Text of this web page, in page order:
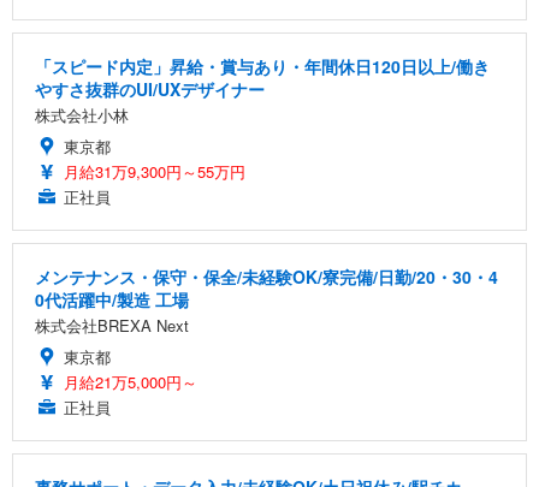
「スピード内定」昇給・賞与あり・年間休日120日以上/働き
やすさ抜群のUI/UXデザイナー
株式会社小林
東京都
月給31万9,300円～55万円
正社員
メンテナンス・保守・保全/未経験OK/寮完備/日勤/20・30・4
0代活躍中/製造 工場
株式会社BREXA Next
東京都
月給21万5,000円～
正社員